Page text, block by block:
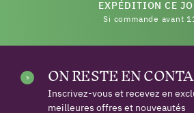
EXPÉDITION CE
Si commande avant
ON RESTE EN
Inscrivez-vous et recevez en
meilleures offres et nouveautés